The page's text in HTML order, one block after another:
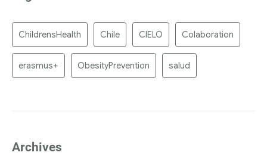
ChildrensHealth Chile CIELO Colaboration
erasmus+ ObesityPrevention salud
Archives